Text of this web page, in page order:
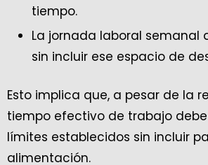
tiempo.
La jornada laboral semanal
sin incluir ese espacio de
Esto implica que, a pesar de la
tiempo efectivo de trabajo
límites establecidos sin incluir
alimentación.